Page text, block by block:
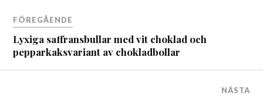
Inläggsnavigering
FÖREGÅENDE
Lyxiga saffransbullar med vit choklad och
pepparkaksvariant av chokladbollar
NÄSTA